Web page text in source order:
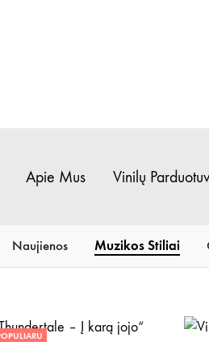
Apie Mus Vinilų
Naujienos Muzikos Stiliai